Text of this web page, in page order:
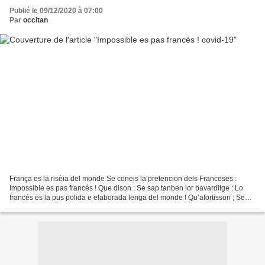
Publié le 09/12/2020 à 07:00
Par occitan
França es la risèia del monde Se coneis la pretencion dels Franceses :
Impossible es pas francés ! Que dison ; Se sap tanben lor bavarditge : Lo
francés es la pus polida e elaborada lenga del monde ! Qu’afortisson ; Se